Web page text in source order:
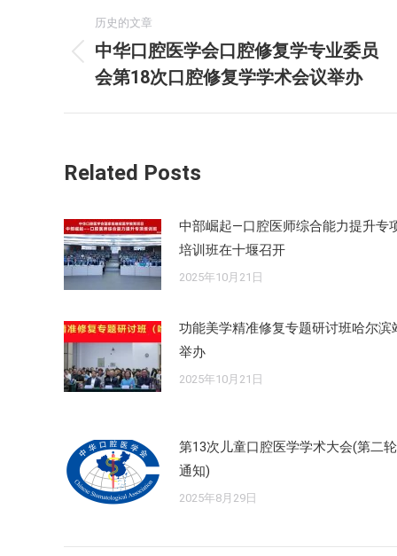
章
航
历史的文章
历
史
的
中华口腔医学会口腔修复学专业委员
会第18次口腔修复学学术会议举办
Related Posts
中部崛起—口腔医师综合能力提升专
培训班在十堰召开
2025年10月21日
功能美学精准修复专题研讨班哈尔滨
举办
2025年10月21日
第13次儿童口腔医学学术大会(第二轮
通知)
2025年8月29日